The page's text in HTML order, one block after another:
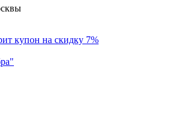
купон на скидку 7%